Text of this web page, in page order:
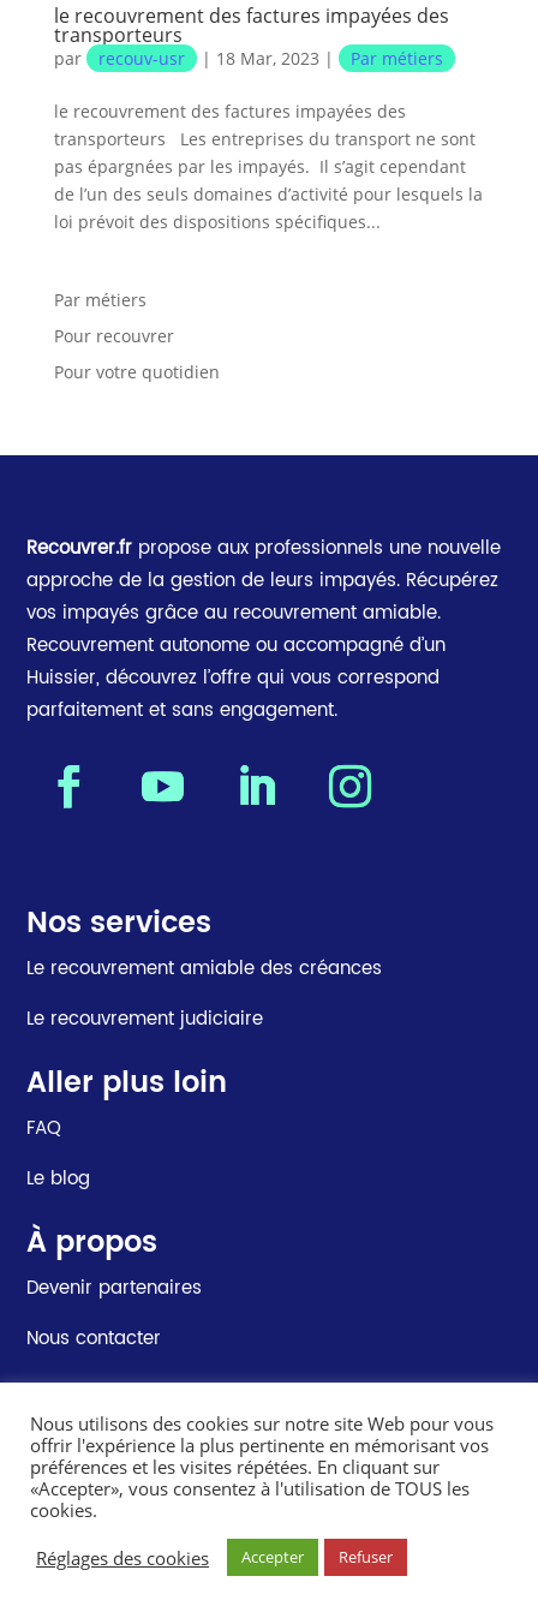
le recouvrement des factures impayées des
transporteurs
par recouv-usr | 18 Mar, 2023 | Par métiers
le recouvrement des factures impayées des
transporteurs Les entreprises du transport ne sont
pas épargnées par les impayés. Il s’agit cependant
de l’un des seuls domaines d’activité pour lesquels la
loi prévoit des dispositions spécifiques...
Par métiers
Pour recouvrer
Pour votre quotidien
Recouvrer.fr propose aux professionnels une nouvelle
approche de la gestion de leurs impayés. Récupérez
vos impayés grâce au recouvrement amiable.
Recouvrement autonome ou accompagné d’un
Huissier, découvrez l’offre qui vous correspond
parfaitement et sans engagement.
Nos services
Le recouvrement amiable des créances
Le recouvrement judiciaire
Aller plus loin
FAQ
Le blog
À propos
Devenir partenaires
Nous contacter
Mentions légales–Conditions générales d’utilisation
Nous utilisons des cookies sur notre site Web pour vous
offrir l'expérience la plus pertinente en mémorisant vos
préférences et les visites répétées. En cliquant sur
«Accepter», vous consentez à l'utilisation de TOUS les
cookies.
Réglages des cookies
Accepter Refuser